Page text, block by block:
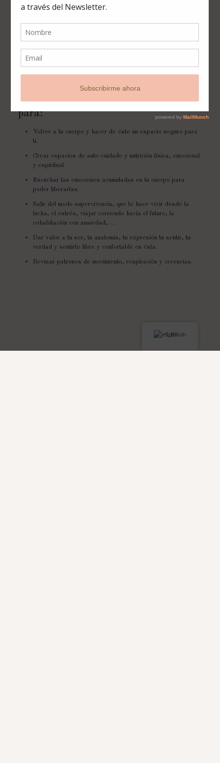
El pasaje a este viaje es una llave
para:
Volver a tu cuerpo y hacer de éste un espacio seguro para
ti.
Crear espacios de auto-cuidado y nutrición física, emocional
y espiritual.
Escuchar las emociones acumuladas en tu cuerpo para
poder liberarlas.
Salir del modo supervivencia, que te hace vivir desde la
lucha, el estrés, viajar corriendo hacia el futuro, la
cohabitación con ansiedad, …
Dar valor a tu ser, tu anatomía, tu expresión tu sentir, tu
verdad y sentirte libre y confortable en ésta.
Revisar patrones de movimiento, respiración y creencias.
Spanish